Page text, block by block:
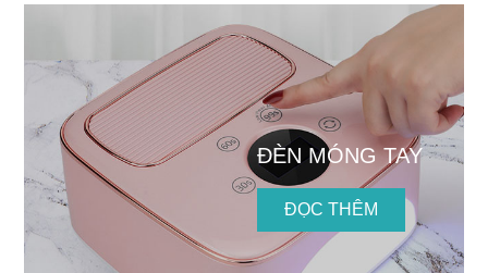
ĐÈN MÓNG TAY
ĐỌC THÊM